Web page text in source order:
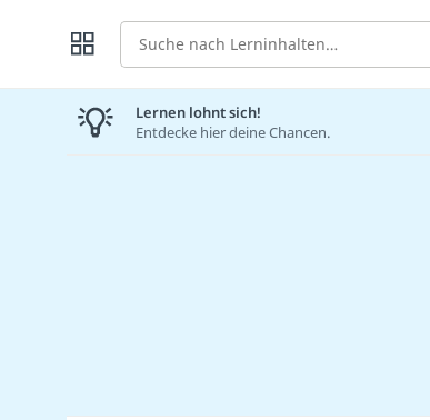
Suche
Lernen lohnt sich!
Entdecke hier deine Chancen.